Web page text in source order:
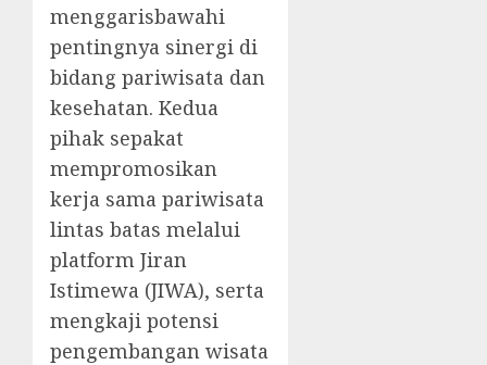
menggarisbawahi
pentingnya sinergi di
bidang pariwisata dan
kesehatan. Kedua
pihak sepakat
mempromosikan
kerja sama pariwisata
lintas batas melalui
platform Jiran
Istimewa (JIWA), serta
mengkaji potensi
pengembangan wisata